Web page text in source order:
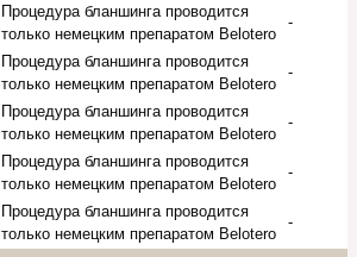
Процедура бланшинга проводится
только немецким препаратом Belotero
-
Процедура бланшинга проводится
только немецким препаратом Belotero
-
Процедура бланшинга проводится
только немецким препаратом Belotero
-
Процедура бланшинга проводится
только немецким препаратом Belotero
-
Процедура бланшинга проводится
только немецким препаратом Belotero
-